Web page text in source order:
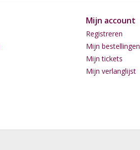
Mijn account
Registreren
Mijn bestellingen
Mijn tickets
Mijn verlanglijst